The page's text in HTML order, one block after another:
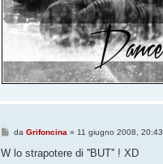
M
s
da Grifoncina » 11 giugno 2008, 20:43
W lo strapotere di ''BUT'' ! XD